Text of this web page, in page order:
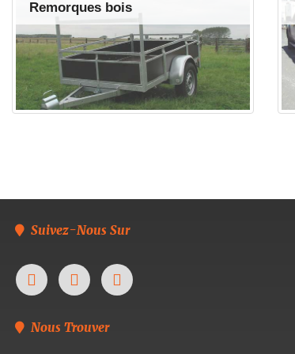
Remorques bois
Suivez-Nous Sur
Nous Trouver